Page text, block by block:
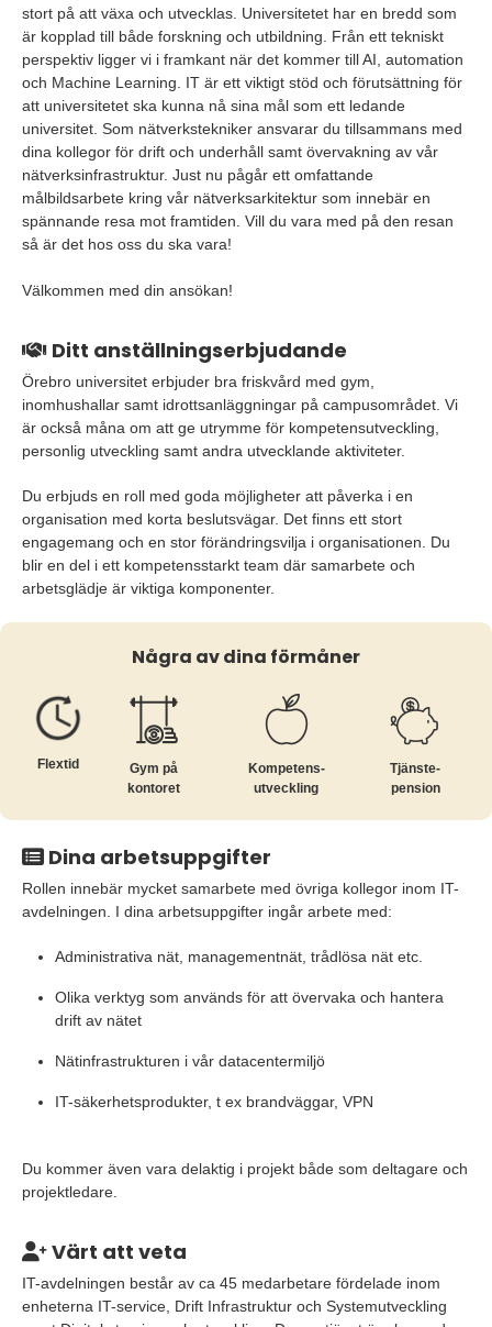
stort på att växa och utvecklas. Universitetet har en bredd som
är kopplad till både forskning och utbildning. Från ett tekniskt
perspektiv ligger vi i framkant när det kommer till AI, automation
och Machine Learning. IT är ett viktigt stöd och förutsättning för
att universitetet ska kunna nå sina mål som ett ledande
universitet. Som nätverkstekniker ansvarar du tillsammans med
dina kollegor för drift och underhåll samt övervakning av vår
nätverksinfrastruktur. Just nu pågår ett omfattande
målbildsarbete kring vår nätverksarkitektur som innebär en
spännande resa mot framtiden. Vill du vara med på den resan
så är det hos oss du ska vara!
Välkommen med din ansökan!
Ditt anställningserbjudande
Örebro universitet erbjuder bra friskvård med gym,
inomhushallar samt idrottsanläggningar på campusområdet. Vi
är också måna om att ge utrymme för kompetensutveckling,
personlig utveckling samt andra utvecklande aktiviteter.
Du erbjuds en roll med goda möjligheter att påverka i en
organisation med korta beslutsvägar. Det finns ett stort
engagemang och en stor förändringsvilja i organisationen. Du
blir en del i ett kompetensstarkt team där samarbete och
arbetsglädje är viktiga komponenter.
Några av dina förmåner
Flextid
Gym på
kontoret
Kompetens­
utveckling
Tjänste­
pension
Dina arbetsuppgifter
Rollen innebär mycket samarbete med övriga kollegor inom IT-
avdelningen. I dina arbetsuppgifter ingår arbete med:
Administrativa nät, managementnät, trådlösa nät etc.
Olika verktyg som används för att övervaka och hantera
drift av nätet
Nätinfrastrukturen i vår datacentermiljö
IT-säkerhetsprodukter, t ex brandväggar, VPN
Du kommer även vara delaktig i projekt både som deltagare och
projektledare.
Värt att veta
IT-avdelningen består av ca 45 medarbetare fördelade inom
enheterna IT-service, Drift Infrastruktur och Systemutveckling